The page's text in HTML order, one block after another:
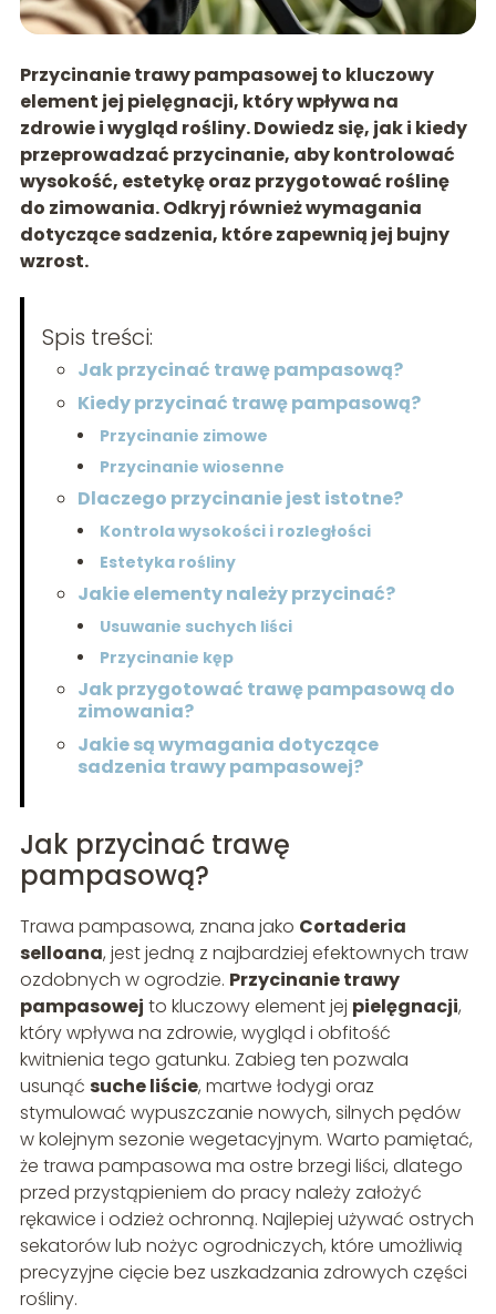
Przycinanie trawy pampasowej to kluczowy
element jej pielęgnacji, który wpływa na
zdrowie i wygląd rośliny. Dowiedz się, jak i kiedy
przeprowadzać przycinanie, aby kontrolować
wysokość, estetykę oraz przygotować roślinę
do zimowania. Odkryj również wymagania
dotyczące sadzenia, które zapewnią jej bujny
wzrost.
Spis treści:
Jak przycinać trawę pampasową?
Kiedy przycinać trawę pampasową?
Przycinanie zimowe
Przycinanie wiosenne
Dlaczego przycinanie jest istotne?
Kontrola wysokości i rozległości
Estetyka rośliny
Jakie elementy należy przycinać?
Usuwanie suchych liści
Przycinanie kęp
Jak przygotować trawę pampasową do
zimowania?
Jakie są wymagania dotyczące
sadzenia trawy pampasowej?
Jak przycinać trawę
pampasową?
Trawa pampasowa, znana jako Cortaderia
selloana, jest jedną z najbardziej efektownych traw
ozdobnych w ogrodzie. Przycinanie trawy
pampasowej to kluczowy element jej pielęgnacji,
który wpływa na zdrowie, wygląd i obfitość
kwitnienia tego gatunku. Zabieg ten pozwala
usunąć suche liście, martwe łodygi oraz
stymulować wypuszczanie nowych, silnych pędów
w kolejnym sezonie wegetacyjnym. Warto pamiętać,
że trawa pampasowa ma ostre brzegi liści, dlatego
przed przystąpieniem do pracy należy założyć
rękawice i odzież ochronną. Najlepiej używać ostrych
sekatorów lub nożyc ogrodniczych, które umożliwią
precyzyjne cięcie bez uszkadzania zdrowych części
rośliny.